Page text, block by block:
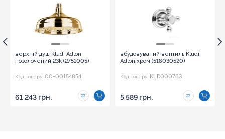
верхній душ Kludi Adlon
позолочений 23k (2751005)
Код товару: 00-00154854
61 243 грн.
вбудовуваний вентиль Kludi
Adlon хром (518030520)
Код товару: KLD000763
5 589 грн.